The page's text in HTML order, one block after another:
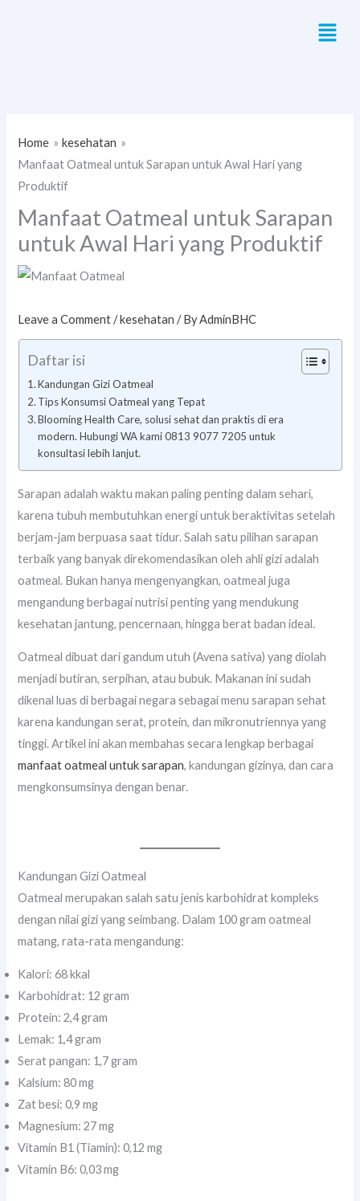
Menu
Home
kesehatan
Manfaat Oatmeal untuk Sarapan untuk Awal Hari yang
Produktif
Manfaat Oatmeal untuk Sarapan
untuk Awal Hari yang Produktif
Leave a Comment /kesehatan / ByAdminBHC
Daftar isi
Kandungan Gizi Oatmeal
Tips Konsumsi Oatmeal yang Tepat
Blooming Health Care, solusi sehat dan praktis di era
modern. Hubungi WA kami 0813 9077 7205 untuk
konsultasi lebih lanjut.
Sarapan adalah waktu makan paling penting dalam sehari,
karena tubuh membutuhkan energi untuk beraktivitas setelah
berjam-jam berpuasa saat tidur. Salah satu pilihan sarapan
terbaik yang banyak direkomendasikan oleh ahli gizi adalah
oatmeal. Bukan hanya mengenyangkan, oatmeal juga
mengandung berbagai nutrisi penting yang mendukung
kesehatan jantung, pencernaan, hingga berat badan ideal.
Oatmeal dibuat dari gandum utuh (Avena sativa) yang diolah
menjadi butiran, serpihan, atau bubuk. Makanan ini sudah
dikenal luas di berbagai negara sebagai menu sarapan sehat
karena kandungan serat, protein, dan mikronutriennya yang
tinggi. Artikel ini akan membahas secara lengkap berbagai
manfaat oatmeal untuk sarapan, kandungan gizinya, dan cara
mengkonsumsinya dengan benar.
Kandungan Gizi Oatmeal
Oatmeal merupakan salah satu jenis karbohidrat kompleks
dengan nilai gizi yang seimbang. Dalam 100 gram oatmeal
matang, rata-rata mengandung:
Kalori: 68 kkal
Karbohidrat: 12 gram
Protein: 2,4 gram
Lemak: 1,4 gram
Serat pangan: 1,7 gram
Kalsium: 80 mg
Zat besi: 0,9 mg
Magnesium: 27 mg
Vitamin B1 (Tiamin): 0,12 mg
Vitamin B6: 0,03 mg